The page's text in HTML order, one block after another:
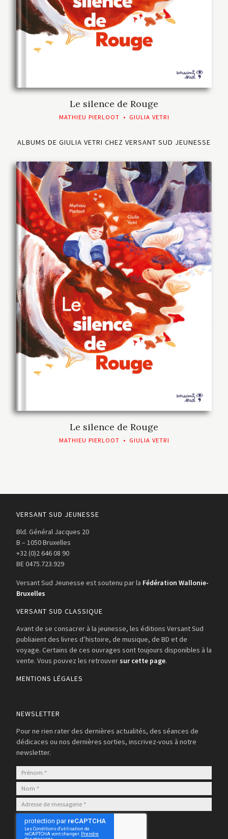
Le silence de Rouge
MATHIEU PIERLOOT • GIULIA VETRI
ALBUMS DE GIULIA VETRI CHEZ VERSANT SUD JEUNESSE
Le silence de Rouge
MATHIEU PIERLOOT • GIULIA VETRI
VERSANT SUD JEUNESSE
Bld. Général Jacques 20
B – 1050 Bruxelles
+32 (0)2 646 08 90
BE 0475.723.929
Versant Sud Jeunesse est soutenu par la Fédération Wallonie-
Bruxelles
VERSANT SUD CLASSIQUE
Avant de se consacrer à la jeunesse, les éditions Versant Sud
publiaient des livres d’histoire, de musique, de BD et de
voyage. Certains de ces ouvrages sont toujours disponibles à la
vente. Vous pouvez les retrouver sur cette page.
MENTIONS LÉGALES
NEWSLETTER
Pour ne rien rater des dernières actualités, des séances de
dédicaces ou nos dernières sorties, inscrivez-vous à notre
newsletter.